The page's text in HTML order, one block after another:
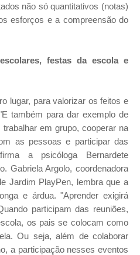
não só quantitativos (notas)
esforços e a compreensão do
festas da escola e
lugar, para valorizar os feitos e
também para dar exemplo de
em grupo, cooperar na
as pessoas e participar das
a psicóloga Bernardete
Gabriela Argolo, coordenadora
Jardim PlayPen, lembra que a
e árdua. "Aprender exigirá
participam das reuniões,
os pais se colocam como
Ou seja, além de colaborar
a participação nesses eventos